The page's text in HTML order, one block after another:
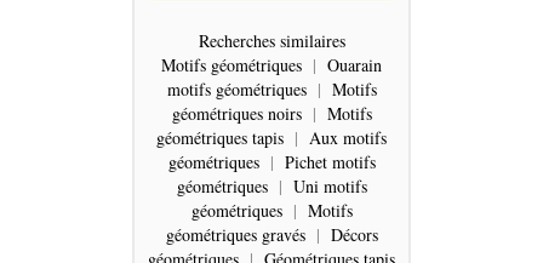
Recherches similaires
Motifs géométriques | Ouarain
motifs géométriques | Motifs
géométriques noirs | Motifs
géométriques tapis | Aux motifs
géométriques | Pichet motifs
géométriques | Uni motifs
géométriques | Motifs
géométriques gravés | Décors